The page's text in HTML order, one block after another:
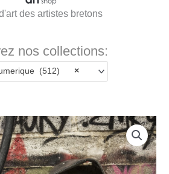
des artistes bretons
nos collections:
×
(512)